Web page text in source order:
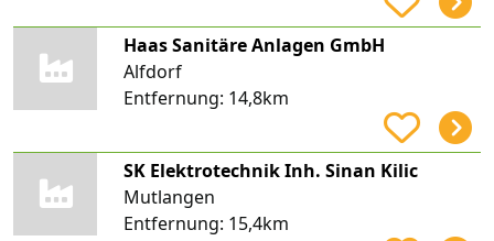
Haas Sanitäre Anlagen GmbH
Alfdorf
Entfernung: 14,8km
SK Elektrotechnik Inh. Sinan Kilic
Mutlangen
Entfernung: 15,4km